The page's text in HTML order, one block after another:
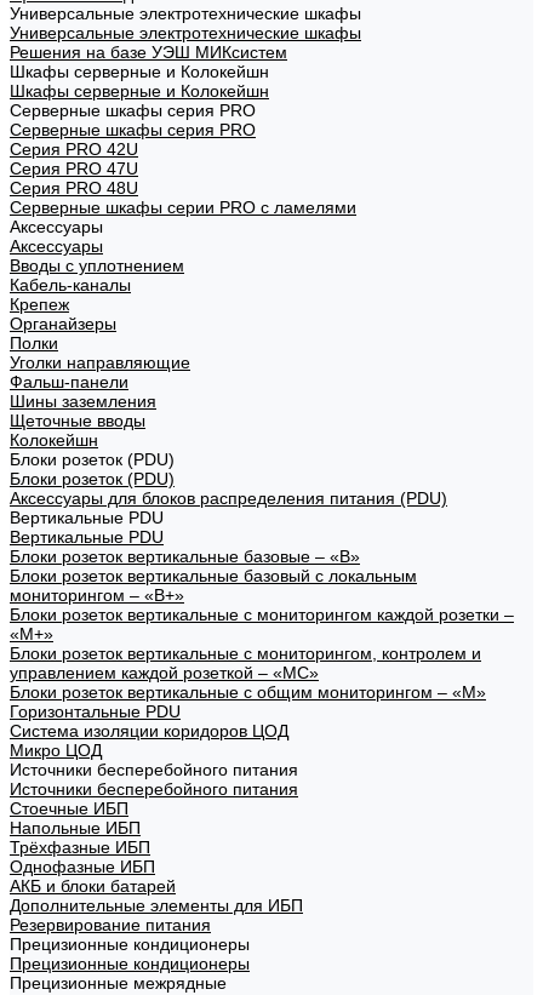
Универсальные электротехнические шкафы
Универсальные электротехнические шкафы
Решения на базе УЭШ МИКсистем
Шкафы серверные и Колокейшн
Шкафы серверные и Колокейшн
Серверные шкафы серия PRO
Серверные шкафы серия PRO
Серия PRO 42U
Серия PRO 47U
Серия PRO 48U
Серверные шкафы серии PRO с ламелями
Аксессуары
Аксессуары
Вводы с уплотнением
Кабель-каналы
Крепеж
Органайзеры
Полки
Уголки направляющие
Фальш-панели
Шины заземления
Щеточные вводы
Колокейшн
Блоки розеток (PDU)
Блоки розеток (PDU)
Аксессуары для блоков распределения питания (PDU)
Вертикальные PDU
Вертикальные PDU
Блоки розеток вертикальные базовые – «В»
Блоки розеток вертикальные базовый с локальным
мониторингом – «В+»
Блоки розеток вертикальные с мониторингом каждой розетки –
«М+»
Блоки розеток вертикальные с мониторингом, контролем и
управлением каждой розеткой – «МС»
Блоки розеток вертикальные с общим мониторингом – «М»
Горизонтальные PDU
Система изоляции коридоров ЦОД
Микро ЦОД
Источники бесперебойного питания
Источники бесперебойного питания
Стоечные ИБП
Напольные ИБП
Трёхфазные ИБП
Однофазные ИБП
АКБ и блоки батарей
Дополнительные элементы для ИБП
Резервирование питания
Прецизионные кондиционеры
Прецизионные кондиционеры
Прецизионные межрядные